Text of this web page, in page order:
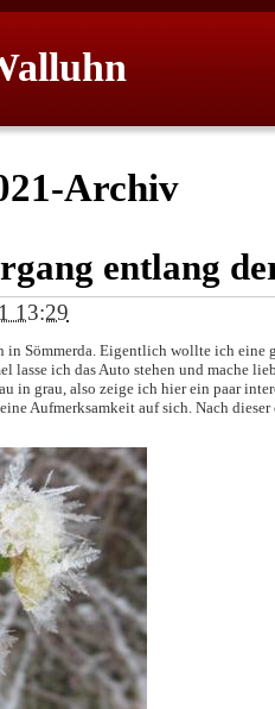
Archiv
entlang
13:29
Sömmerda. Eigentlich wollte ich eine
lasse ich das Auto stehen und mache
in grau, also zeige ich hier ein paar
Aufmerksamkeit auf sich. Nach